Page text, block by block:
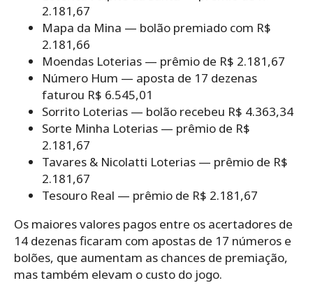
2.181,67
Mapa da Mina — bolão premiado com R$
2.181,66
Moendas Loterias — prêmio de R$ 2.181,67
Número Hum — aposta de 17 dezenas
faturou R$ 6.545,01
Sorrito Loterias — bolão recebeu R$ 4.363,34
Sorte Minha Loterias — prêmio de R$
2.181,67
Tavares & Nicolatti Loterias — prêmio de R$
2.181,67
Tesouro Real — prêmio de R$ 2.181,67
Os maiores valores pagos entre os acertadores de
14 dezenas ficaram com apostas de 17 números e
bolões, que aumentam as chances de premiação,
mas também elevam o custo do jogo.